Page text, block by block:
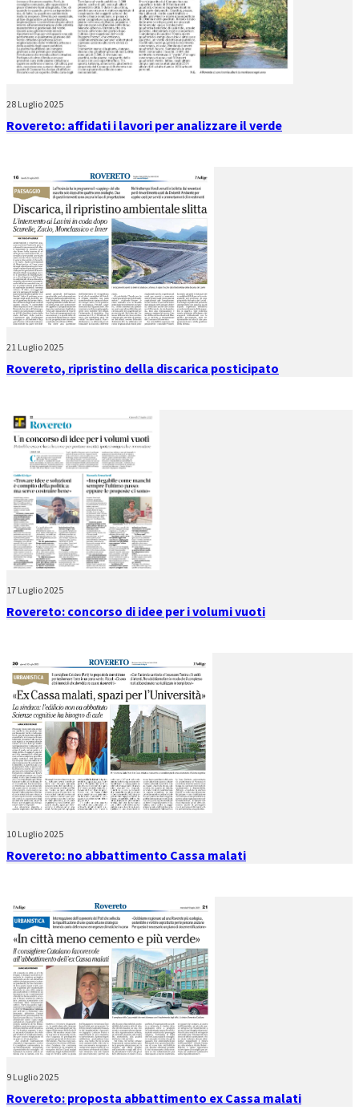
28 Luglio 2025
Rovereto: affidati i lavori per analizzare il verde
21 Luglio 2025
Rovereto, ripristino della discarica posticipato
17 Luglio 2025
Rovereto: concorso di idee per i volumi vuoti
10 Luglio 2025
Rovereto: no abbattimento Cassa malati
9 Luglio 2025
Rovereto: proposta abbattimento ex Cassa malati